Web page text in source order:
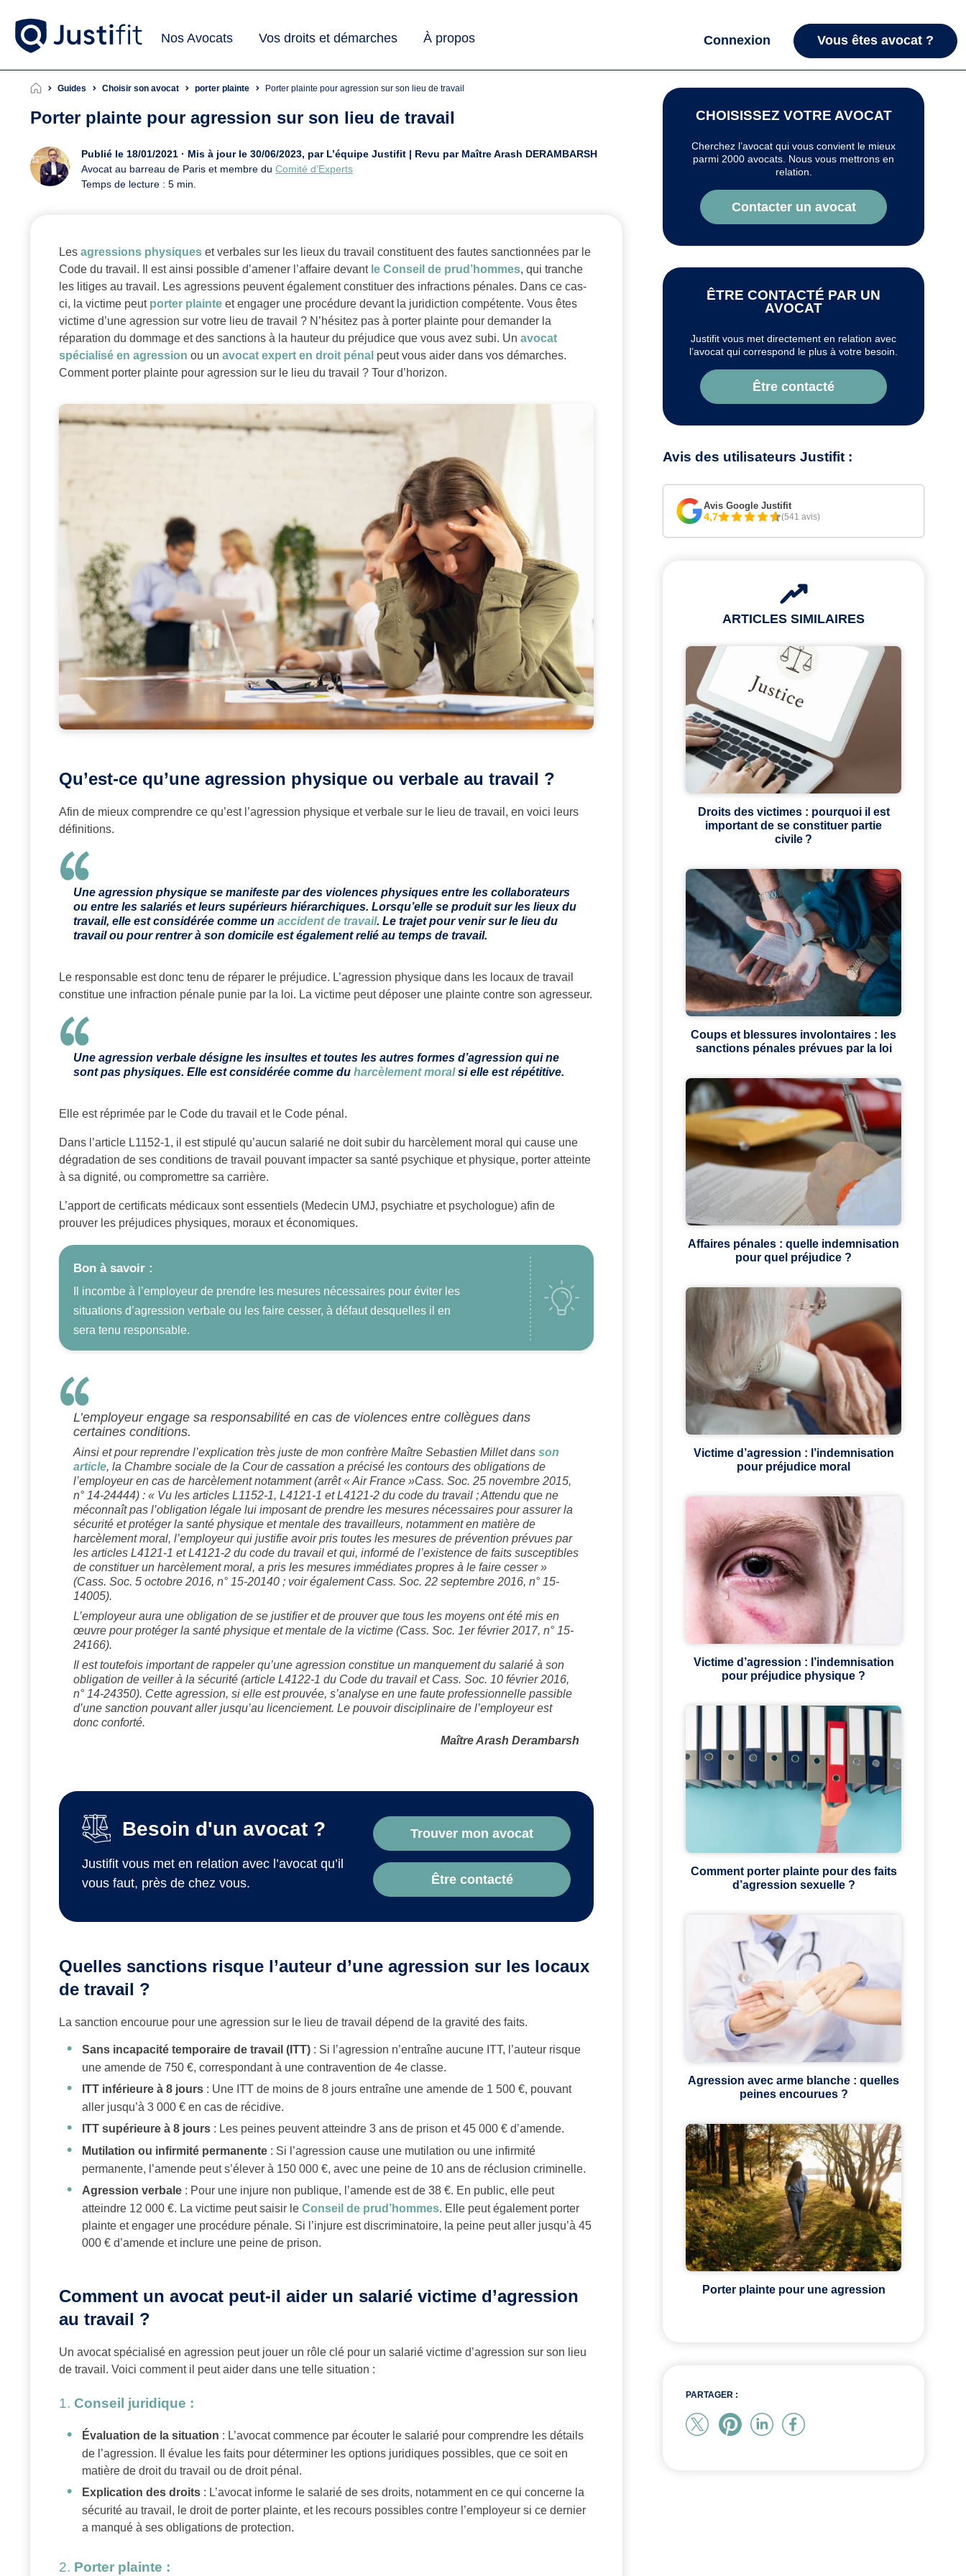
Nos Avocats Vos droits et démarches À propos Connexion Vous êtes avocat ?
Guides Choisir son avocat porter plainte Porter plainte pour agression sur son lieu de travail
Porter plainte pour agression sur son lieu de travail
Publié le 18/01/2021 · Mis à jour le 30/06/2023, par L’équipe Justifit | Revu par Maître Arash DERAMBARSH
Avocat au barreau de Paris et membre du Comité d’Experts
Temps de lecture : 5 min.
Les agressions physiques et verbales sur les lieux du travail constituent des fautes sanctionnées par le
Code du travail. Il est ainsi possible d’amener l’affaire devant le Conseil de prud’hommes, qui tranche
les litiges au travail. Les agressions peuvent également constituer des infractions pénales. Dans ce cas-
ci, la victime peut porter plainte et engager une procédure devant la juridiction compétente. Vous êtes
victime d’une agression sur votre lieu de travail ? N’hésitez pas à porter plainte pour demander la
réparation du dommage et des sanctions à la hauteur du préjudice que vous avez subi. Un avocat
spécialisé en agression ou un avocat expert en droit pénal peut vous aider dans vos démarches.
Comment porter plainte pour agression sur le lieu du travail ? Tour d’horizon.
Qu’est-ce qu’une agression physique ou verbale au travail ?
Afin de mieux comprendre ce qu’est l’agression physique et verbale sur le lieu de travail, en voici leurs
définitions.
Une agression physique se manifeste par des violences physiques entre les collaborateurs
ou entre les salariés et leurs supérieurs hiérarchiques. Lorsqu’elle se produit sur les lieux du
travail, elle est considérée comme un accident de travail. Le trajet pour venir sur le lieu du
travail ou pour rentrer à son domicile est également relié au temps de travail.
Le responsable est donc tenu de réparer le préjudice. L’agression physique dans les locaux de travail
constitue une infraction pénale punie par la loi. La victime peut déposer une plainte contre son agresseur.
Une agression verbale désigne les insultes et toutes les autres formes d’agression qui ne
sont pas physiques. Elle est considérée comme du harcèlement moralsi elle est répétitive.
Elle est réprimée par le Code du travail et le Code pénal.
Dans l’article L1152-1, il est stipulé qu’aucun salarié ne doit subir du harcèlement moral qui cause une
dégradation de ses conditions de travail pouvant impacter sa santé psychique et physique, porter atteinte
à sa dignité, ou compromettre sa carrière.
L’apport de certificats médicaux sont essentiels (Medecin UMJ, psychiatre et psychologue) afin de
prouver les préjudices physiques, moraux et économiques.
Bon à savoir :
Il incombe à l’employeur de prendre les mesures nécessaires pour éviter les
situations d’agression verbale ou les faire cesser, à défaut desquelles il en
sera tenu responsable.
L’employeur engage sa responsabilité en cas de violences entre collègues dans
certaines conditions.
Ainsi et pour reprendre l’explication très juste de mon confrère Maître Sebastien Millet dans son
article, la Chambre sociale de la Cour de cassation a précisé les contours des obligations de
l’employeur en cas de harcèlement notamment (arrêt « Air France »Cass. Soc. 25 novembre 2015,
n° 14-24444) : « Vu les articles L1152-1, L4121-1 et L4121-2 du code du travail ; Attendu que ne
méconnaît pas l’obligation légale lui imposant de prendre les mesures nécessaires pour assurer la
sécurité et protéger la santé physique et mentale des travailleurs, notamment en matière de
harcèlement moral, l’employeur qui justifie avoir pris toutes les mesures de prévention prévues par
les articles L4121-1 et L4121-2 du code du travail et qui, informé de l’existence de faits susceptibles
de constituer un harcèlement moral, a pris les mesures immédiates propres à le faire cesser »
(Cass. Soc. 5 octobre 2016, n° 15-20140 ; voir également Cass. Soc. 22 septembre 2016, n° 15-
14005).
L’employeur aura une obligation de se justifier et de prouver que tous les moyens ont été mis en
œuvre pour protéger la santé physique et mentale de la victime (Cass. Soc. 1er février 2017, n° 15-
24166).
Il est toutefois important de rappeler qu’une agression constitue un manquement du salarié à son
obligation de veiller à la sécurité (article L4122-1 du Code du travail et Cass. Soc. 10 février 2016,
n° 14-24350). Cette agression, si elle est prouvée, s’analyse en une faute professionnelle passible
d’une sanction pouvant aller jusqu’au licenciement. Le pouvoir disciplinaire de l’employeur est
donc conforté.
Maître Arash Derambarsh
Besoin d'un avocat ?
Justifit vous met en relation avec l’avocat qu’il
vous faut, près de chez vous.
Trouver mon avocat
Être contacté
Quelles sanctions risque l’auteur d’une agression sur les locaux
de travail ?
La sanction encourue pour une agression sur le lieu de travail dépend de la gravité des faits.
Sans incapacité temporaire de travail (ITT) : Si l’agression n’entraîne aucune ITT, l’auteur risque
une amende de 750 €, correspondant à une contravention de 4e classe.
ITT inférieure à 8 jours : Une ITT de moins de 8 jours entraîne une amende de 1 500 €, pouvant
aller jusqu’à 3 000 € en cas de récidive.
ITT supérieure à 8 jours : Les peines peuvent atteindre 3 ans de prison et 45 000 € d’amende.
Mutilation ou infirmité permanente : Si l’agression cause une mutilation ou une infirmité
permanente, l’amende peut s’élever à 150 000 €, avec une peine de 10 ans de réclusion criminelle.
Agression verbale : Pour une injure non publique, l’amende est de 38 €. En public, elle peut
atteindre 12 000 €. La victime peut saisir le Conseil de prud’hommes. Elle peut également porter
plainte et engager une procédure pénale. Si l’injure est discriminatoire, la peine peut aller jusqu’à 45
000 € d’amende et inclure une peine de prison.
Comment un avocat peut-il aider un salarié victime d’agression
au travail ?
Un avocat spécialisé en agression peut jouer un rôle clé pour un salarié victime d’agression sur son lieu
de travail. Voici comment il peut aider dans une telle situation :
1. Conseil juridique :
Évaluation de la situation : L’avocat commence par écouter le salarié pour comprendre les détails
de l’agression. Il évalue les faits pour déterminer les options juridiques possibles, que ce soit en
matière de droit du travail ou de droit pénal.
Explication des droits : L’avocat informe le salarié de ses droits, notamment en ce qui concerne la
sécurité au travail, le droit de porter plainte, et les recours possibles contre l’employeur si ce dernier
a manqué à ses obligations de protection.
2. Porter plainte :
CHOISISSEZ VOTRE AVOCAT
Cherchez l’avocat qui vous convient le mieux
parmi 2000 avocats. Nous vous mettrons en
relation.
Contacter un avocat
ÊTRE CONTACTÉ PAR UN
AVOCAT
Justifit vous met directement en relation avec
l’avocat qui correspond le plus à votre besoin.
Être contacté
Avis des utilisateurs Justifit :
Avis Google Justifit
4,7 (541 avis)
ARTICLES SIMILAIRES
Droits des victimes : pourquoi il est
important de se constituer partie
civile ?
Coups et blessures involontaires : les
sanctions pénales prévues par la loi
Affaires pénales : quelle indemnisation
pour quel préjudice ?
Victime d’agression : l’indemnisation
pour préjudice moral
Victime d’agression : l’indemnisation
pour préjudice physique ?
Comment porter plainte pour des faits
d’agression sexuelle ?
Agression avec arme blanche : quelles
peines encourues ?
Porter plainte pour une agression
PARTAGER :